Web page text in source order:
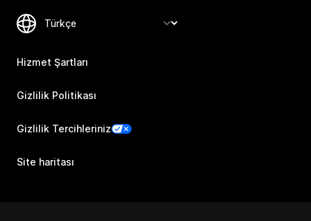
Hizmet Şartları
Gizlilik Politikası
Gizlilik Tercihleriniz
Site haritası